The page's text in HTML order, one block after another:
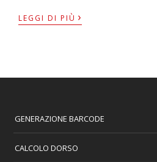
LEGGI DI PIÙ ›
GENERAZIONE BARCODE
CALCOLO DORSO